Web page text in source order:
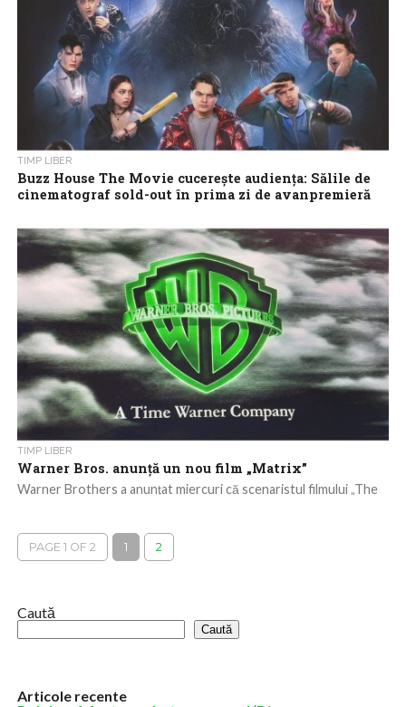
TIMP LIBER
Buzz House The Movie cucerește audiența: Sălile de
cinematograf sold-out în prima zi de avanpremieră
sălile de cinema. Proiecțiile au fost sold-out, la toate
cinematografele din țară....
TIMP LIBER
Warner Bros. anunţă un nou film „Matrix”
Warner Brothers a anunţat miercuri că scenaristul filmului „The
PAGE 1 OF 2 1 2
Caută
Caută
Articole recente